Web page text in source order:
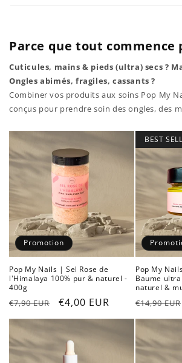
Parce que tout commence
Cuticules, mains & pieds (ultra) secs ?
Ongles abimés, fragiles, cassants ?
Combiner vos produits aux soins Pop My
conçus pour prendre soin des ongles, des
Promotion
Pop My Nails | Sel Rose de
l'Himalaya 100% pur & naturel -
400g
Prix
habituel
€7,90 EUR
Prix
promotionnel
€4,00 EUR
BEST
Pop My
Baume
naturel &
Prix
habituel
€14,90 EUR